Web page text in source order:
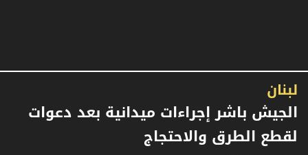
لبنان
الجيش باشر إجراءات ميدانية بعد دعوات
لقطع الطرق والاحتجاج